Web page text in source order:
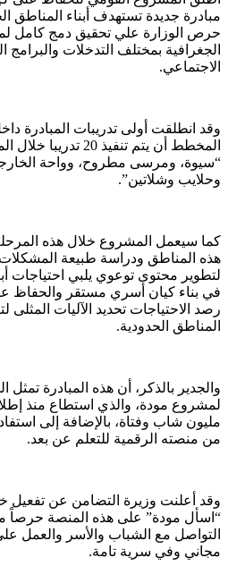
مبادرة جديدة تستهدف أبناء المناطق
حرص الوزارة علي تحقيق دمج كامل
الجغرافية بمختلف التدخلات والبرامج
الاجتماعي.
وقد انطلقت أولى تدريبات المبادرة
المخطط أن يتم تنفيذ
“سيوة، ومرسى مطروح، وواحة
وحلايب وشلاتين”.
كما سيعمل المشروع خلال هذه
هذه المناطق ودراسة طبيعة المشكلات
لتطوير محتوى توعوي يلبي احتياجات
في بناء كيان أسري مستقر والحفاظ
رصد الاحتياجات تحديد الآليات المثلى
المناطق الحدودية.
والجدير بالذكر، أن هذه المبادرة
لمشروع مودة، والذي استطاع منذ
من منصته الرقمية للتعلم عن بعد.
وقد أعلنت وزيرة التضامن عن تفعيل
“اسأل مودة” على هذه المنصة حرصاً
التواصل مع الشباب والأسر والعمل
مجاني وفي سرية تامة.